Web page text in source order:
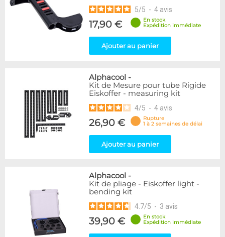
5/5 - 4 avis
17,90 €
En stock
Expédition immédiate
Ajouter au panier
Alphacool -
Kit de Mesure pour tube Rigide
Eiskoffer - measuring kit
4/5 - 4 avis
26,90 €
Rupture
1 à 2 semaines de délai
Ajouter au panier
Alphacool -
Kit de pliage - Eiskoffer light -
bending kit
4.7/5 - 3 avis
39,90 €
En stock
Expédition immédiate